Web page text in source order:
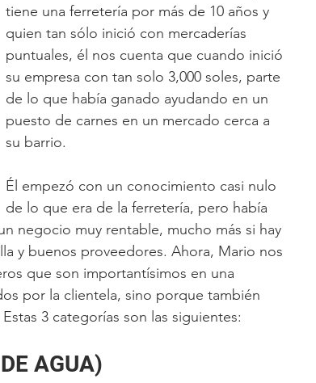
tiene una ferretería por más de 10 años y
quien tan sólo inició con mercaderías
puntuales, él nos cuenta que cuando inició
su empresa con tan solo 3,000 soles, parte
de lo que había ganado ayudando en un
puesto de carnes en un mercado cerca a
su barrio.
Él empezó con un conocimiento casi nulo
de lo que era de la ferretería, pero había
negocio muy rentable, mucho más si hay
y buenos proveedores. Ahora, Mario nos
que son importantísimos en una
por la clientela, sino porque también
3 categorías son las siguientes:
AGUA)